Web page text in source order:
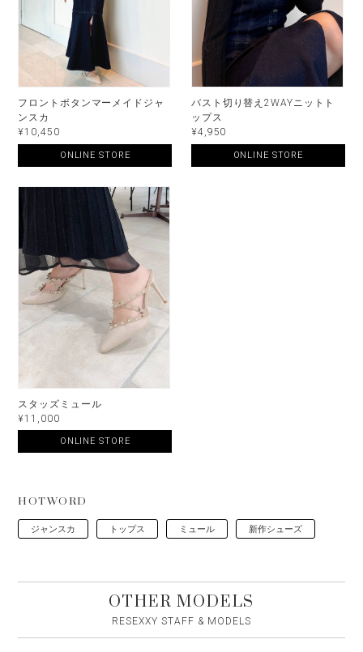
フロントボタンマーメイドジャ
ンスカ
¥10,450
ONLINE STORE
バスト切り替え2WAYニットト
ップス
¥4,950
ONLINE STORE
スタッズミュール
¥11,000
ONLINE STORE
HOTWORD
ジャンスカ トップス ミュール 新作シューズ
OTHER MODELS
RESEXXY STAFF & MODELS